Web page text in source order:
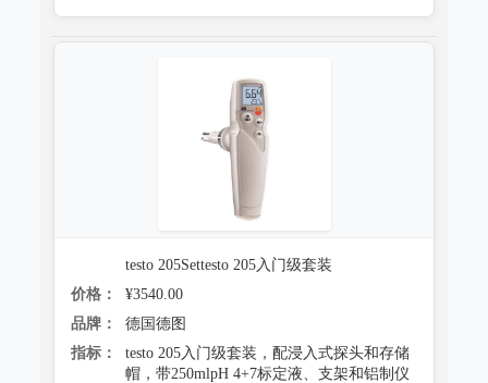
testo 205Settesto 205入门级套装
价格：
¥3540.00
品牌：
德国德图
指标：
testo 205入门级套装，配浸入式探头和存储
帽，带250mlpH 4+7标定液、支架和铝制仪